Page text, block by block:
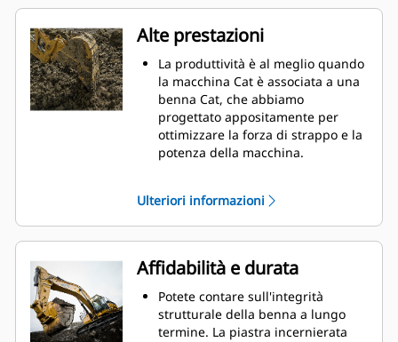
Alte prestazioni
La produttività è al meglio quando
la macchina Cat è associata a una
benna Cat, che abbiamo
progettato appositamente per
ottimizzare la forza di strappo e la
potenza della macchina.
benna. Il gioco del tallone
aggiunto assicura che il fondo
della benna non si trascini,
riducendo i costi della
manutenzione.
I consumi di carburante si
innalzano sensibilmente durante
le operazioni di scavo. Le benne
Ulteriori informazioni
Affidabilità e durata
Potete contare sull'integrità
strutturale della benna a lungo
termine. La piastra incernierata